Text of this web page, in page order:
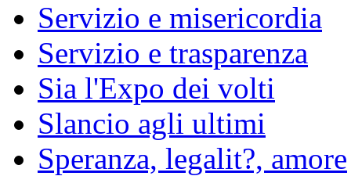
Servizio e misericordia
Servizio e trasparenza
Sia l'Expo dei volti
Slancio agli ultimi
Speranza, legalit?, amore